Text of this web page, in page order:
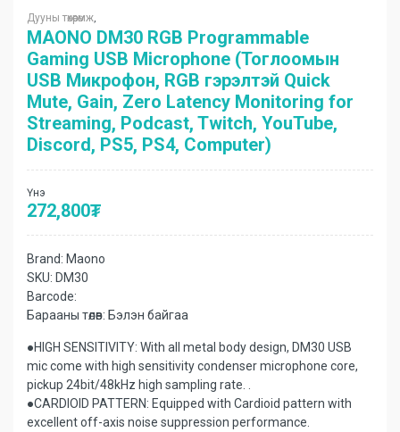
Дууны төхөөрөмж
MAONO DM30 RGB Programmable
Gaming USB Microphone (Тоглоомын
USB Микрофон, RGB гэрэлтэй Quick
Mute, Gain, Zero Latency Monitoring for
Streaming, Podcast, Twitch, YouTube,
Discord, PS5, PS4, Computer)
Үнэ
272,800₮
Brand: Maono
SKU: DM30
Barcode:
Барааны төлөв: Бэлэн байгаа
●HIGH SENSITIVITY: With all metal body design, DM30 USB
mic come with high sensitivity condenser microphone core,
pickup 24bit/48kHz high sampling rate. .
●CARDIOID PATTERN: Equipped with Cardioid pattern with
excellent off-axis noise suppression performance.